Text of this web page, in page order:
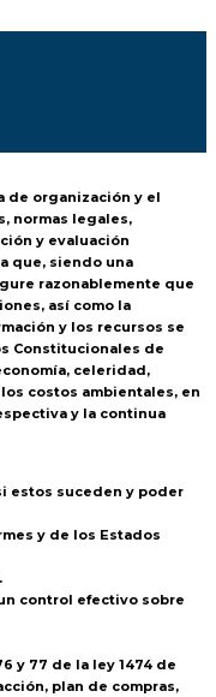
de organización y el
normas legales,
y evaluación
que, siendo una
razonablemente que
así como la
y los recursos se
Constitucionales de
celeridad,
costos ambientales, en
y la continua
estos suceden y poder
y de los Estados
control efectivo sobre
y 77 de la ley 1474 de
plan de compras,